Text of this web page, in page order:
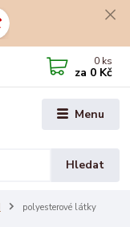
Menu
Hledat
0 ks
za 0 Kč
polyesterové látky